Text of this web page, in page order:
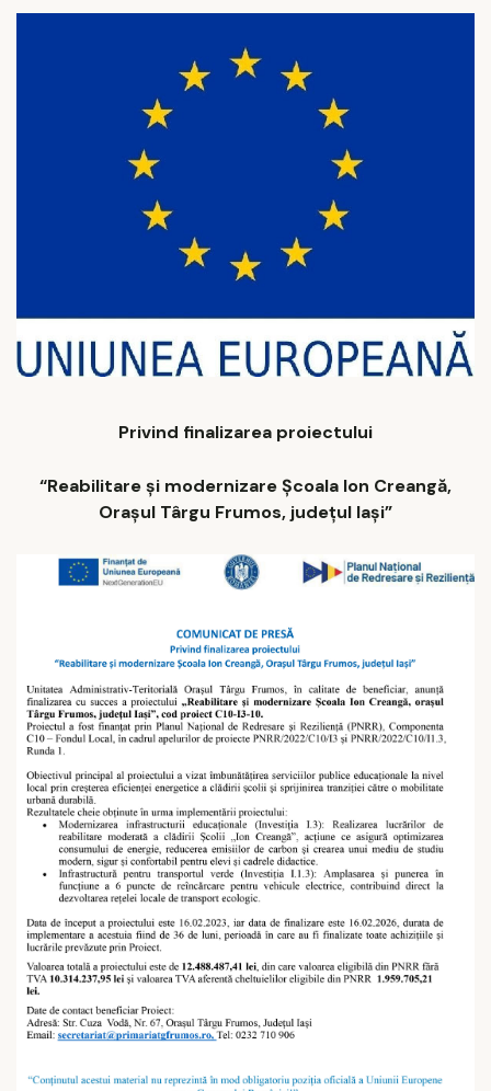
Privind finalizarea proiectului
“Reabilitareși modernizare Școala Ion Creangă,
Orașul Târgu Frumos, județul Iași”